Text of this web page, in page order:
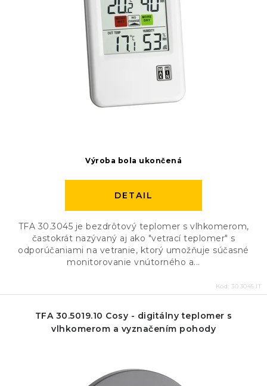
Výroba bola ukončená
DETAIL
TFA 30.3045 je bezdrôtový teplomer s vlhkomerom,
častokrát nazývaný aj ako "vetrací teplomer" s
odporúčaniami na vetranie, ktorý umožňuje súčasné
monitorovanie vnútorného a...
Kód: 30.3045.IT
TFA 30.5019.10 Cosy - digitálny teplomer s
vlhkomerom a vyznačením pohody